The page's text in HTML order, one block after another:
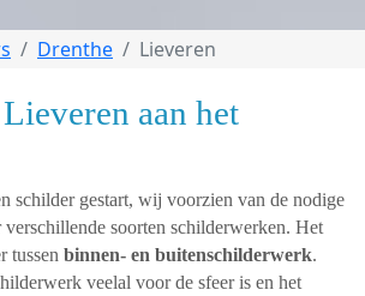
Drenthe Lieveren
aan het
schilder gestart, wij voorzien van de nodige
soorten schilderwerken. Het
tussen binnen- en buitenschilderwerk.
veelal voor de sfeer is en het